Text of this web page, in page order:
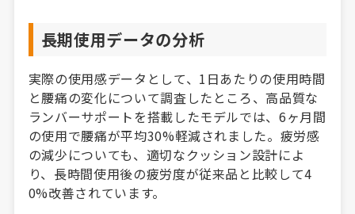
長期使用データの分析
実際の使用感データとして、1日あたりの使用時間
と腰痛の変化について調査したところ、高品質な
ランバーサポートを搭載したモデルでは、6ヶ月間
の使用で腰痛が平均30%軽減されました。疲労感
の減少についても、適切なクッション設計によ
り、長時間使用後の疲労度が従来品と比較して4
0%改善されています。